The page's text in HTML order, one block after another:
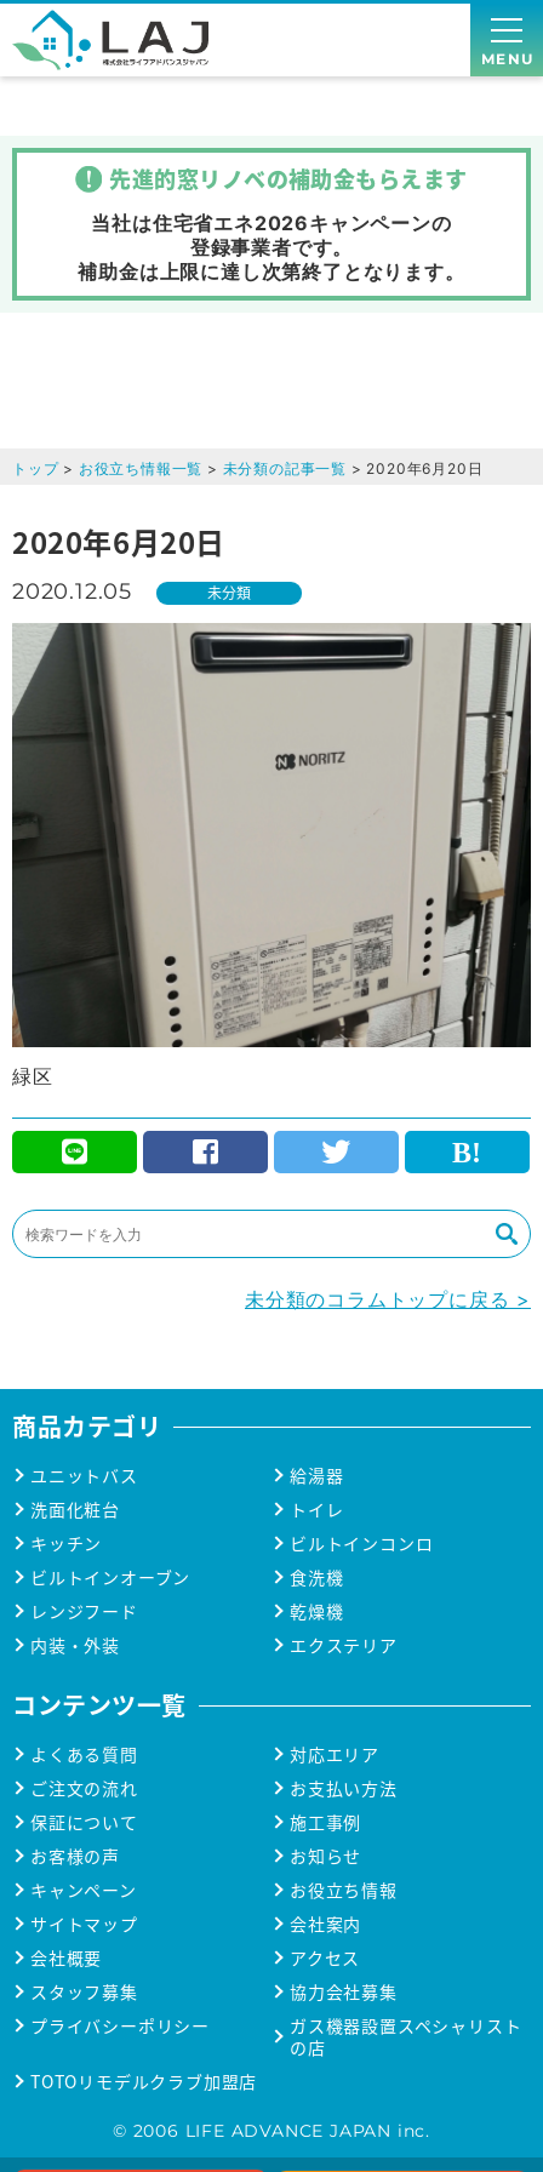
MENU
先進的窓リノベの補助金もらえます
当社は住宅省エネ2026キャンペーンの
登録事業者です。
補助金は上限に達し次第終了 となります。
トップ> お役立ち情報一覧 > 未分類の記事一覧 > 2020年6月20日
2020年6月20日
2020.12.05 未分類
緑区
未分類のコラムトップに戻る >
商品カテゴリ
ユニットバス
給湯器
洗面化粧台
トイレ
キッチン
ビルトインコンロ
ビルトインオーブン
食洗機
レンジフード
乾燥機
内装・外装
エクステリア
コンテンツ一覧
よくある質問
対応エリア
ご注文の流れ
お支払い方法
保証について
施工事例
お客様の声
お知らせ
キャンペーン
お役立ち情報
サイトマップ
会社案内
会社概要
アクセス
スタッフ募集
協力会社募集
プライバシーポリシー
ガス機器設置スペシャリスト
の店
TOTOリモデルクラブ加盟店
© 2006 LIFE ADVANCE JAPAN inc.